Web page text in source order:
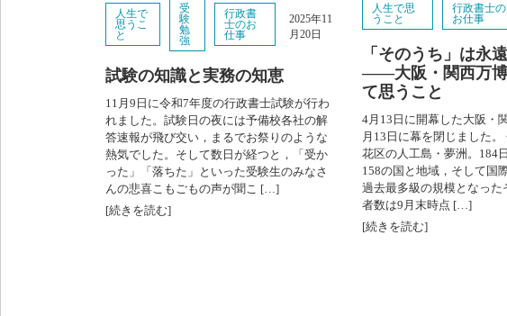
人生で
思うこ
と
受
験
勉
強
行政書
士のお
仕事
2025年11
月20日
試験の知識と実務の知恵
11月9日に令和7年度の行政書士試験が行わ
れました。試験日の夜には予備校各社の解
答速報が飛び交い，まるでお祭りのような
熱気でした。そして数日が経つと，「受か
った」「落ちた」といった受験生のみなさ
んの悲喜こもごもの声が聞こ […]
[続きを読む]
人生で思
うこと
行政書士の
お仕事
「そのうち」は永
――大阪・関西万
て思うこと
4月13日に開幕した大阪・
月13日に幕を閉じました
花区の人工島・夢洲。184
158の国と地域，そして国
過去最多級の規模となった
者数は9月末時点 […]
[続きを読む]